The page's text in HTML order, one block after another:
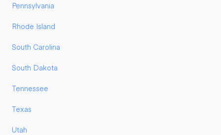
Pennsylvania
Rhode Island
South Carolina
South Dakota
Tennessee
Texas
Utah